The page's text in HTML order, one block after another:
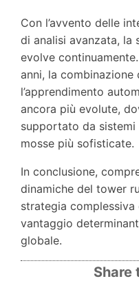
Con l’avvento delle
di analisi avanzata, la
evolve
anni, la
l’apprendimento
ancora più evolute,
supportato da
mosse più sofisticate.
In conclusione,
dinamiche del tower
strategia
vantaggio
globale.
Share